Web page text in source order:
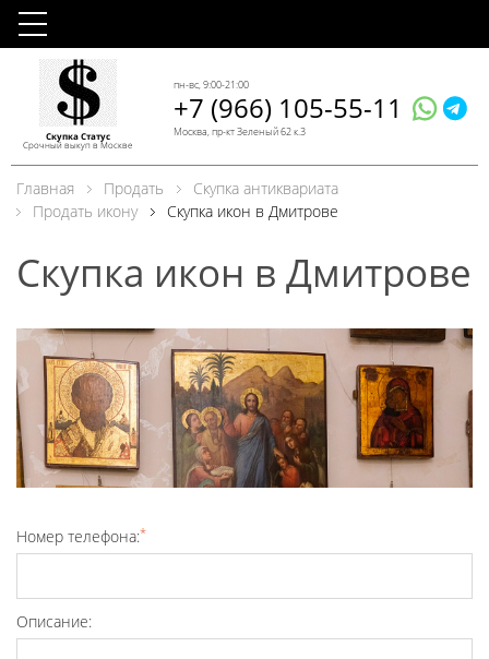
Скупка Статус
Срочный выкуп в Москве
пн-вс, 9:00-21:00
+7 (966) 105-55-11
Москва, пр-кт Зеленый 62 к.3
Главная Продать
Скупка антиквариата
Продать икону
Скупка икон в Дмитрове
Скупка икон в Дмитрове
Номер телефона:*
Описание: